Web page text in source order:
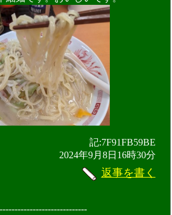
記:7F91FB59BE
2024年9月8日16時30分
返事を書く